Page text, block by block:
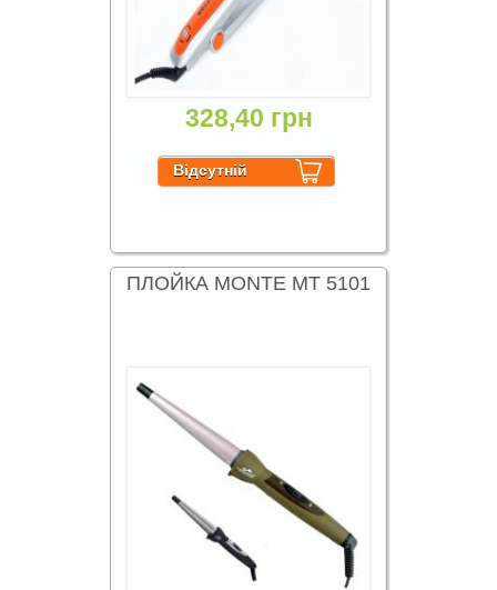
328,40 грн
ПЛОЙКА MONTE MT 5101